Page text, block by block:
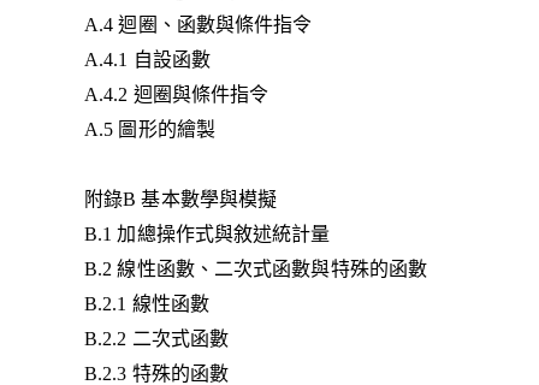
A.4 迴圈、函數與條件指令
A.4.1 自設函數
A.4.2 迴圈與條件指令
A.5 圖形的繪製
附錄B 基本數學與模擬
B.1 加總操作式與敘述統計量
B.2 線性函數、二次式函數與特殊的函數
B.2.1 線性函數
B.2.2 二次式函數
B.2.3 特殊的函數